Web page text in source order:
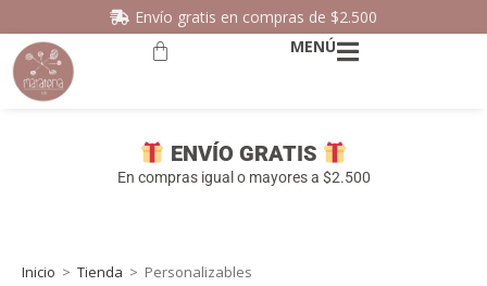
Envío gratis en compras de $2.500
MENÚ
ENVÍO GRATIS
En compras igual o mayores a $2.500
Inicio > Tienda > Personalizables